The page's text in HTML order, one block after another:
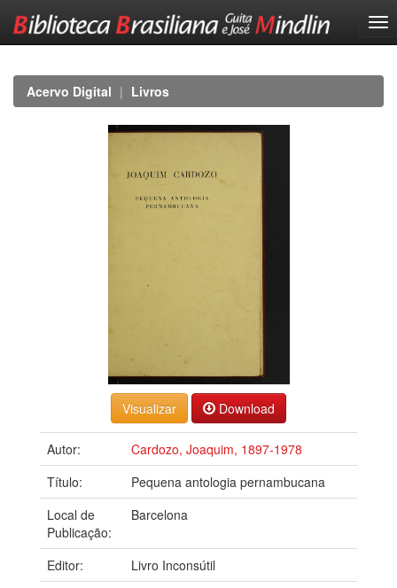
navigationAcervo Digital Livros
Download
Autor:
Cardozo, Joaquim, 1897-1978
Título:
Pequena antologia pernambucana
Local de
Publicação:
Barcelona
Editor:
Livro Inconsútil